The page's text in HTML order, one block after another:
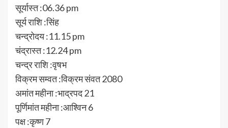
सूर्यास्त :06.36 pm
सूर्य राशि :सिंह
चन्द्रोदय :11.15 pm
चंद्रास्त :12.24 pm
चन्द्र राशि :वृषभ
विक्रम सम्वत :विक्रम संवत 2080
अमांत महीना :भाद्रपद 21
पूर्णिमांत महीना :आश्विन 6
पक्ष :कृष्ण 7